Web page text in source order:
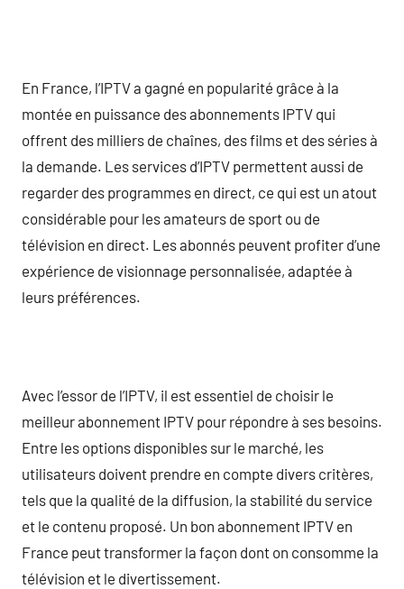
En France, l’IPTV a gagné en popularité grâce à la
montée en puissance des abonnements IPTV qui
offrent des milliers de chaînes, des films et des séries à
la demande. Les services d’IPTV permettent aussi de
regarder des programmes en direct, ce qui est un atout
considérable pour les amateurs de sport ou de
télévision en direct. Les abonnés peuvent profiter d’une
expérience de visionnage personnalisée, adaptée à
leurs préférences.
Avec l’essor de l’IPTV, il est essentiel de choisir le
meilleur abonnement IPTV pour répondre à ses besoins.
Entre les options disponibles sur le marché, les
utilisateurs doivent prendre en compte divers critères,
tels que la qualité de la diffusion, la stabilité du service
et le contenu proposé. Un bon abonnement IPTV en
France peut transformer la façon dont on consomme la
télévision et le divertissement.